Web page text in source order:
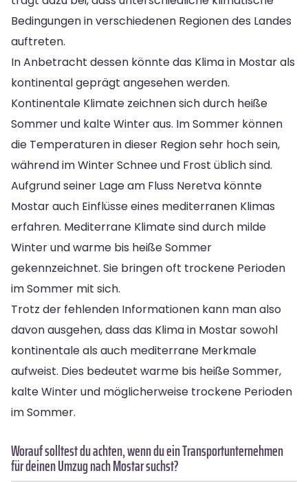
Bedingungen in verschiedenen Regionen des Landes
auftreten.
In Anbetracht dessen könnte das Klima in Mostar als
kontinental geprägt angesehen werden.
Kontinentale Klimate zeichnen sich durch heiße
Sommer und kalte Winter aus. Im Sommer können
die Temperaturen in dieser Region sehr hoch sein,
während im Winter Schnee und Frost üblich sind.
Aufgrund seiner Lage am Fluss Neretva könnte
Mostar auch Einflüsse eines mediterranen Klimas
erfahren. Mediterrane Klimate sind durch milde
Winter und warme bis heiße Sommer
gekennzeichnet. Sie bringen oft trockene Perioden
im Sommer mit sich.
Trotz der fehlenden Informationen kann man also
davon ausgehen, dass das Klima in Mostar sowohl
kontinentale als auch mediterrane Merkmale
aufweist. Dies bedeutet warme bis heiße Sommer,
kalte Winter und möglicherweise trockene Perioden
im Sommer.
Worauf solltest du achten, wenn du ein Transportunternehmen
für deinen Umzug nach Mostar suchst?